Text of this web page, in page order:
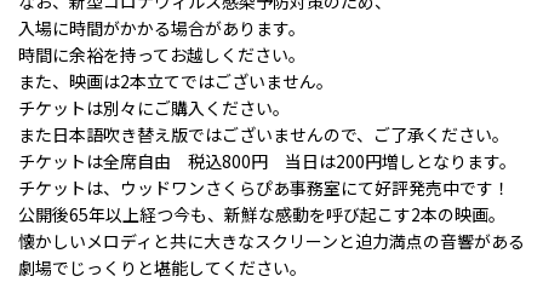
入場に時間がかかる場合があります。
時間に余裕を持ってお越しください。
また、映画は2本立てではございません。
チケットは別々にご購入ください。
また日本語吹き替え版ではございませんので、ご了承ください。
チケットは全席自由 税込800円 当日は200円増しとなります。
チケットは、ウッドワンさくらぴあ事務室にて好評発売中です！
公開後65年以上経つ今も、新鮮な感動を呼び起こす2本の映画。
懐かしいメロディと共に大きなスクリーンと迫力満点の音響がある
劇場でじっくりと堪能してください。